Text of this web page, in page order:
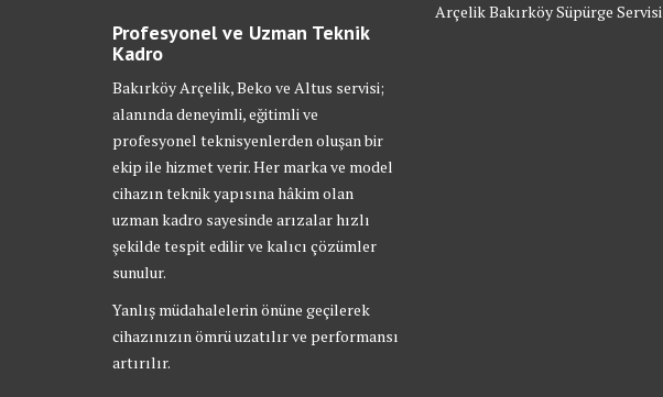
Profesyonel ve Uzman Teknik
Kadro
Bakırköy Arçelik, Beko ve Altus servisi;
alanında deneyimli, eğitimli ve
profesyonel teknisyenlerden oluşan bir
ekip ile hizmet verir. Her marka ve model
cihazın teknik yapısına hâkim olan
uzman kadro sayesinde arızalar hızlı
şekilde tespit edilir ve kalıcı çözümler
sunulur.
Yanlış müdahalelerin önüne geçilerek
cihazınızın ömrü uzatılır ve performansı
artırılır.
Arçelik Bakırköy Süpürge Servisi